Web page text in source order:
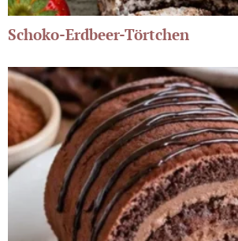
Schoko-Erdbeer-Törtchen